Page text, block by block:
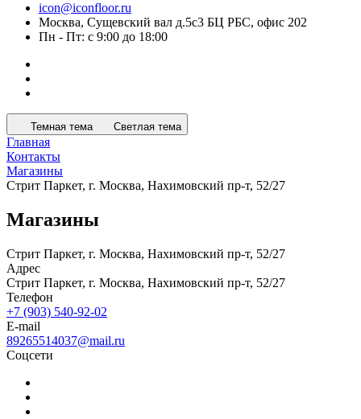
icon@iconfloor.ru
Москва, Сущевский вал д.5с3 БЦ РБС, офис 202
Пн - Пт: с 9:00 до 18:00
Темная тема Светлая тема
Главная
Контакты
Магазины
Стрит Паркет, г. Москва, Нахимовский пр-т, 52/27
Магазины
Стрит Паркет, г. Москва, Нахимовский пр-т, 52/27
Адрес
Стрит Паркет, г. Москва, Нахимовский пр-т, 52/27
Телефон
+7 (903) 540-92-02
E-mail
89265514037@mail.ru
Соцсети